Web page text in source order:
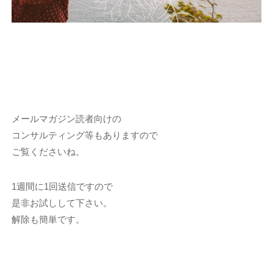
メールマガジン読者向けの
コンサルティング等もありますので
ご覧くださいね。
1週間に1回送信ですので
是非お試しして下さい。
解除も簡単です。